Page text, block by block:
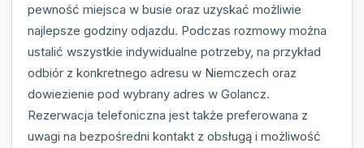
pewność miejsca w busie oraz uzyskać możliwie
najlepsze godziny odjazdu. Podczas rozmowy można
ustalić wszystkie indywidualne potrzeby, na przykład
odbiór z konkretnego adresu w Niemczech oraz
dowiezienie pod wybrany adres w Golancz.
Rezerwacja telefoniczna jest także preferowana z
uwagi na bezpośredni kontakt z obsługą i możliwość